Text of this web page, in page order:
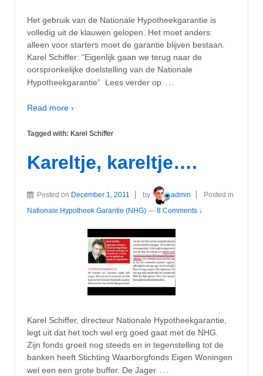
Het gebruik van de Nationale Hypotheekgarantie is
volledig uit de klauwen gelopen. Het moet anders:
alleen voor starters moet de garantie blijven bestaan.
Karel Schiffer: “Eigenlijk gaan we terug naar de
oorspronkelijke doelstelling van de Nationale
Hypotheekgarantie” Lees verder op …
Read more ›
Tagged with: Karel Schiffer
Kareltje, kareltje….
Posted on December 1, 2011 by admin
Posted in
Nationale Hypotheek Garantie (NHG) — 8 Comments ↓
Karel Schiffer, directeur Nationale Hypotheekgarantie,
legt uit dat het toch wel erg goed gaat met de NHG.
Zijn fonds groeit nog steeds en in tegenstelling tot de
banken heeft Stichting Waarborgfonds Eigen Woningen
wel een een grote buffer. De Jager …